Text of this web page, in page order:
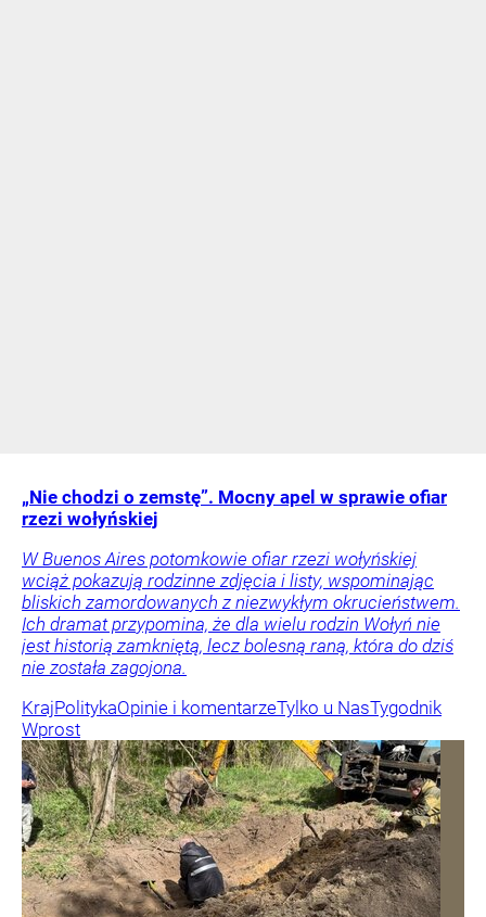
„Nie chodzi o zemstę”. Mocny apel w sprawie ofiar
rzezi wołyńskiej
W Buenos Aires potomkowie ofiar rzezi wołyńskiej
wciąż pokazują rodzinne zdjęcia i listy, wspominając
bliskich zamordowanych z niezwykłym okrucieństwem.
Ich dramat przypomina, że dla wielu rodzin Wołyń nie
jest historią zamkniętą, lecz bolesną raną, która do dziś
nie została zagojona.
KrajPolitykaOpinie i komentarzeTylko u NasTygodnik
Wprost